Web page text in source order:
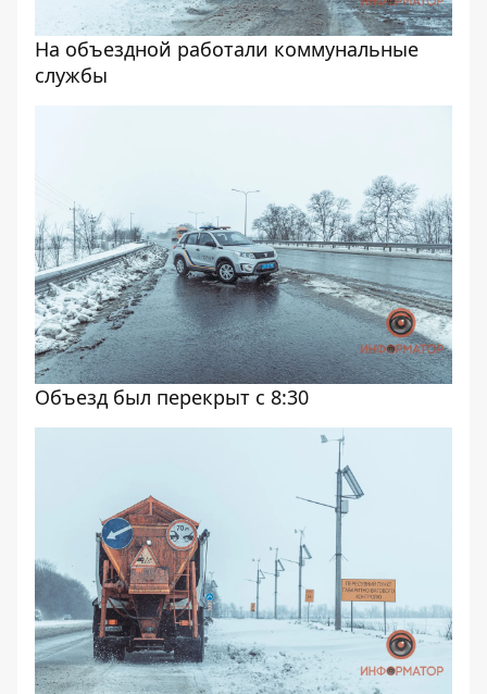
На объездной работали коммунальные
службы
Объезд был перекрыт с 8:30